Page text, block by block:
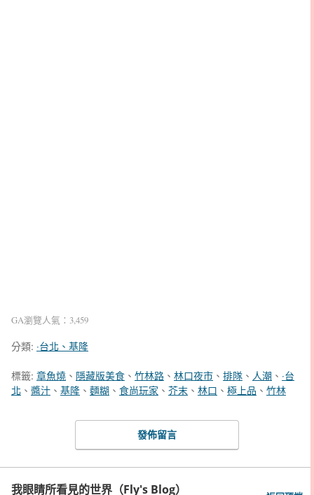
GA瀏覽人氣：3,459
分類: ‧台北、基隆
標籤: 章魚燒 、 隱藏版美食 、 竹林路 、 林口夜市 、 排隊 、 人潮 、 ‧台
北 、 醬汁 、 基隆 、 麵糊 、 食尚玩家 、 芥末 、 林口 、 極上品 、 竹林
發佈留言
我眼睛所看見的世界（Fly's Blog）